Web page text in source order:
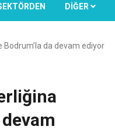
DIĞER
Bodrum’la da devam ediyor